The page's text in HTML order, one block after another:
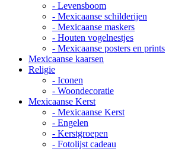
- Levensboom
- Mexicaanse schilderijen
- Mexicaanse maskers
- Houten vogelnestjes
- Mexicaanse posters en prints
Mexicaanse kaarsen
Religie
- Iconen
- Woondecoratie
Mexicaanse Kerst
- Mexicaanse Kerst
- Engelen
- Kerstgroepen
- Fotolijst cadeau